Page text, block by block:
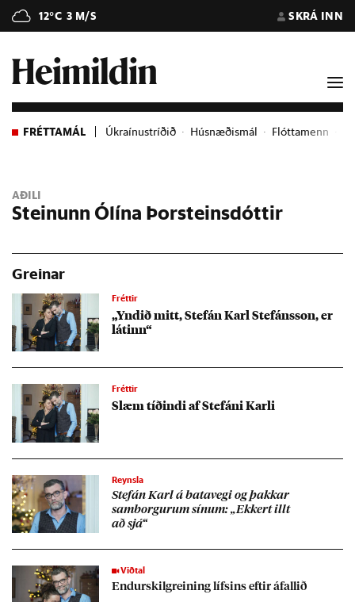
12°C 3 M/S SKRÁ INN
FRÉTTAMÁL Úkraínustríðið Húsnæðismál Flóttamenn
AÐILI
Steinunn Ólína Þorsteinsdóttir
Greinar
Fréttir
„Ynd­ið mitt, Stefán Karl Stef­áns­son, er
lát­inn“
Fréttir
Slæm tíð­indi af Stefáni Karli
Reynsla
Stefán Karl á bata­vegi og þakk­ar
sam­borg­ur­um sín­um: „Ekk­ert illt
að sjá“
Viðtal
End­ur­skil­grein­ing lífs­ins eft­ir áfall­ið